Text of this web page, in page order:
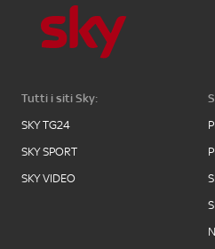
Tutti i siti Sky:
SKY TG24
SKY SPORT
SKY VIDEO